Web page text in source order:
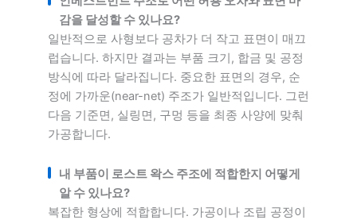
감을 달성할 수 있나요?
일반적으로 사형보다 공차가 더 작고 표면이 매끄
럽습니다. 하지만 결과는 부품 크기, 합금 및 공정
방식에 따라 달라집니다. 중요한 표면의 경우, 순
정에 가까운(near-net) 주조가 일반적입니다. 그런
다음 기준면, 실링면, 구멍 등을 최종 사양에 맞춰
가공합니다.
내 부품이 로스트 왁스 주조에 적합한지 어떻게
알 수 있나요?
복잡한 형상에 적합합니다. 가공이나 조립 공정이